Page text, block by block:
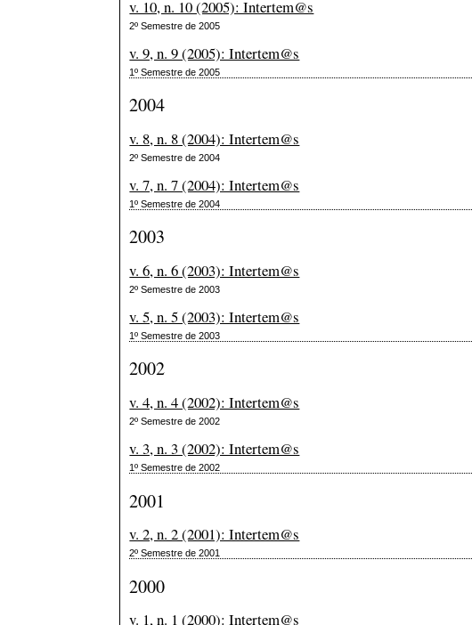
v. 10, n. 10 (2005): Intertem@s
2º Semestre de 2005
v. 9, n. 9 (2005): Intertem@s
1º Semestre de 2005
2004
v. 8, n. 8 (2004): Intertem@s
2º Semestre de 2004
v. 7, n. 7 (2004): Intertem@s
1º Semestre de 2004
2003
v. 6, n. 6 (2003): Intertem@s
2º Semestre de 2003
v. 5, n. 5 (2003): Intertem@s
1º Semestre de 2003
2002
v. 4, n. 4 (2002): Intertem@s
2º Semestre de 2002
v. 3, n. 3 (2002): Intertem@s
1º Semestre de 2002
2001
v. 2, n. 2 (2001): Intertem@s
2º Semestre de 2001
2000
v. 1, n. 1 (2000): Intertem@s